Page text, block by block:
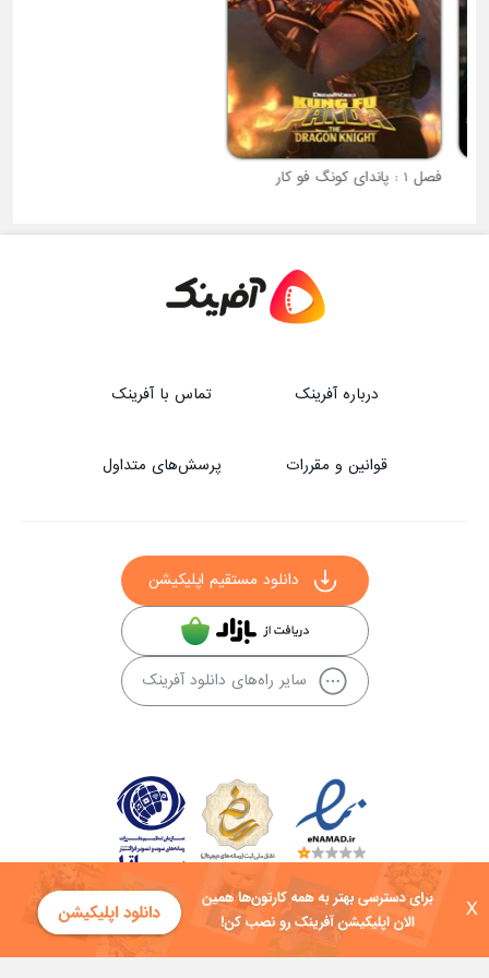
X
فصل 1 : پاندای کونگ فو کار
درباره آفرینک تماس با آفرینک
قوانین و مقررات پرسش‌های متداول
دانلود مستقیم اپلیکیشن
سایر راه‌های دانلود آفرینک
کلیه حقوق این سایت به شرکت توسعه فناوی هفت آسمان توکان تعلق دارد و